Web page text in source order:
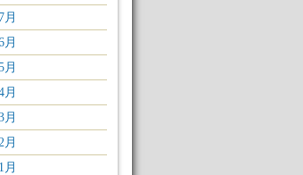
月
月
月
月
月
月
月